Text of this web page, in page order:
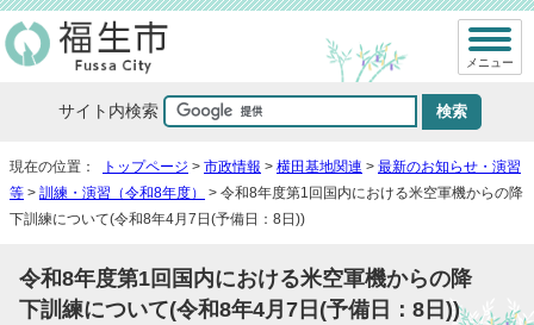
サイト内検索
メニュー
現在の位置： トップページ > 市政情報 > 横田基地関連 > 最新のお知らせ・演習
等 > 訓練・演習（令和8年度）
> 令和8年度第1回国内における米空軍機からの降
下訓練について(令和8年4月7日(予備日：8日))
令和8年度第1回国内における米空軍機からの降
下訓練について(令和8年4月7日(予備日：8日))